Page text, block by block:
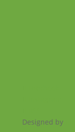
Designed by